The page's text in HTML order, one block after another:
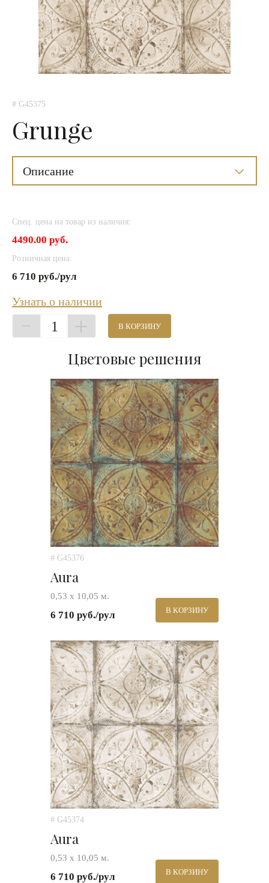
# G45375
Grunge
Описание
Спец. цена на товар из наличия:
4490.00 руб.
Розничная цена:
6 710 руб./рул
Узнать о наличии
1 В КОРЗИНУ
Цветовые решения
# G45376
Aura
0,53 х 10,05 м.
6 710 руб./рул В КОРЗИНУ
# G45374
Aura
0,53 х 10,05 м.
6 710 руб./рул В КОРЗИНУ